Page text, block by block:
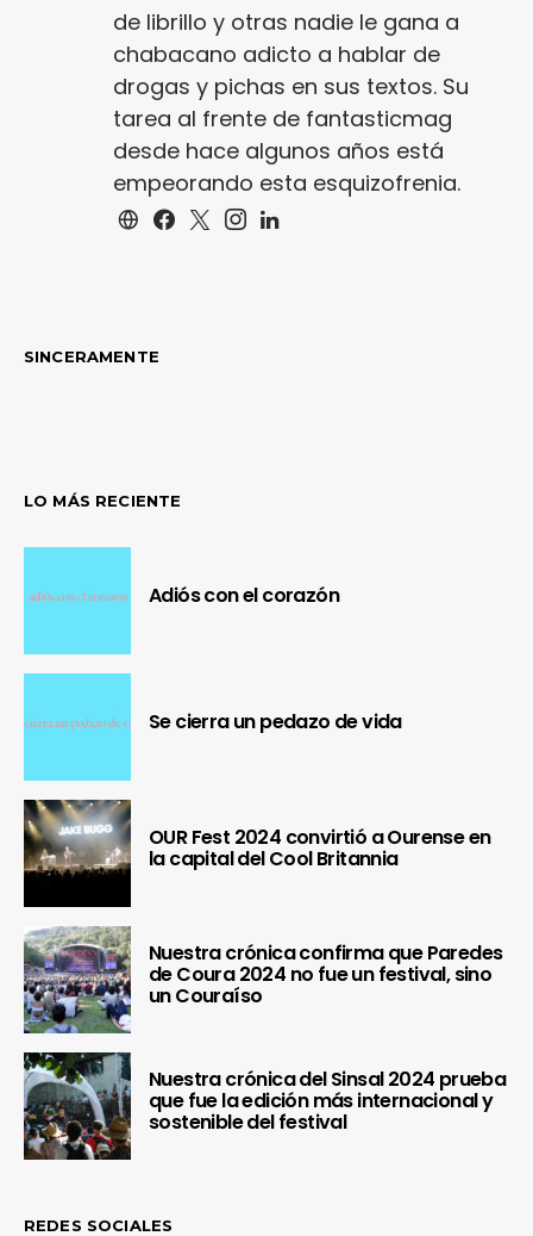
de librillo y otras nadie le gana a
chabacano adicto a hablar de
drogas y pichas en sus textos. Su
tarea al frente de fantasticmag
desde hace algunos años está
empeorando esta esquizofrenia.
SINCERAMENTE
LO MÁS RECIENTE
Adiós con el corazón
Se cierra un pedazo de vida
OUR Fest 2024 convirtió a Ourense en
la capital del Cool Britannia
Nuestra crónica confirma que Paredes
de Coura 2024 no fue un festival, sino
un Couraíso
Nuestra crónica del Sinsal 2024 prueba
que fue la edición más internacional y
sostenible del festival
REDES SOCIALES